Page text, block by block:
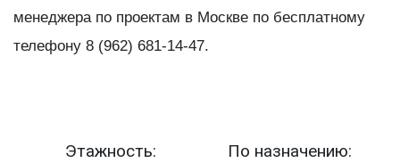
менеджера по проектам в Москве по бесплатному
телефону 8 (962) 681-14-47.
Этажность: По назначению: